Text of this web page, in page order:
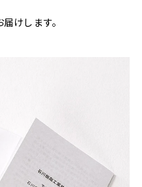
けします。